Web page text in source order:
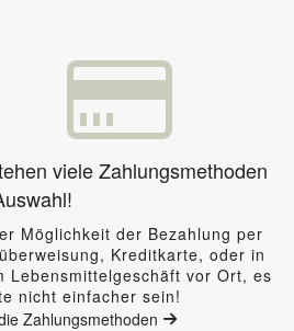
viele Zahlungsmethoden
Möglichkeit der Bezahlung per
Kreditkarte, oder in
Lebensmittelgeschäft vor Ort, es
nicht einfacher sein!
Zahlungsmethoden